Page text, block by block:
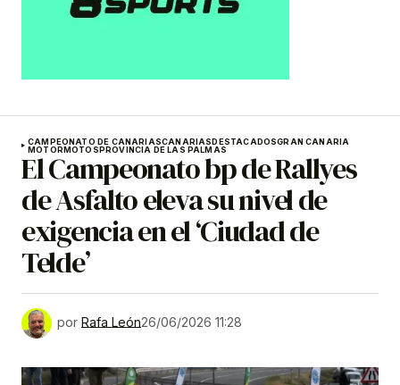
CAMPEONATO DE CANARIASCANARIASDESTACADOSGRAN CANARIA
MOTORMOTOSPROVINCIA DE LAS PALMAS
El Campeonato bp de Rallyes
de Asfalto eleva su nivel de
exigencia en el ‘Ciudad de
Telde’
por Rafa León26/06/2026 11:28